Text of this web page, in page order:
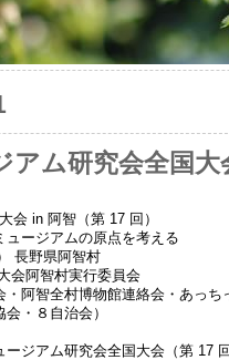
アム研究会全国大
会 in 阿智（第 17 回）
ージアムの原点を考える
長野県阿智村
会阿智村実行委員会
・阿智全村博物館連絡会・あっ
・８自治会）
ジアム研究会全国大会（第 17